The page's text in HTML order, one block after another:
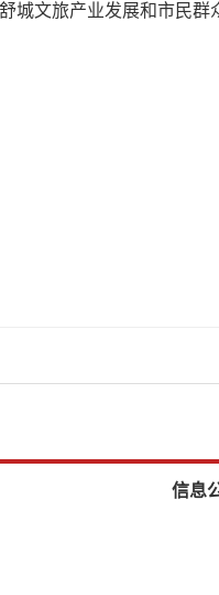
城文旅产业发展和市民群
信息